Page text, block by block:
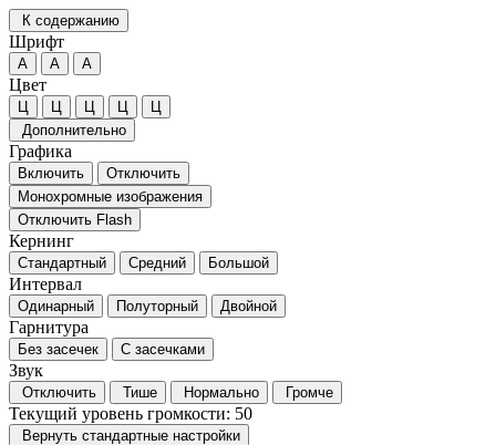
К содержанию
Шрифт
А А А
Цвет
Ц Ц Ц Ц
Ц
Дополнительно
Графика
Включить
Отключить
Монохромные изображения
Отключить Flash
Кернинг
Стандартный Средний Большой
Интервал
Одинарный Полуторный Двойной
Гарнитура
Без засечек С засечками
Звук
Отключить Тише Нормально Громче
Текущий уровень громкости: 50
Вернуть стандартные настройки